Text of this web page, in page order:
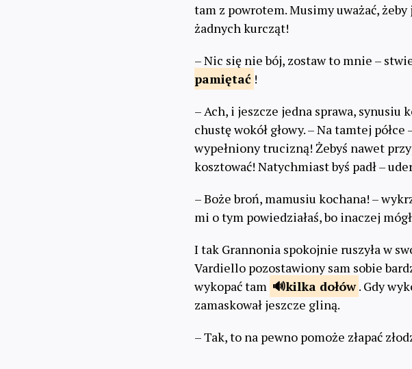
tam z powrotem. Musimy uważać,
żadnych kurcząt!
– Nic się nie bój, zostaw to mnie –
pamiętać !
– Ach, i jeszcze jedna sprawa, synusiu
chustę wokół głowy. – Na tamtej
wypełniony trucizną! Żebyś nawet
kosztować! Natychmiast byś padł –
– Boże broń, mamusiu kochana! –
mi o tym powiedziałaś, bo inaczej
I tak Grannonia spokojnie ruszyła w
Vardiello pozostawiony sam sobie
wykopać tam
kilka dołów . Gdy
zamaskował jeszcze gliną.
– Tak, to na pewno pomoże złapać